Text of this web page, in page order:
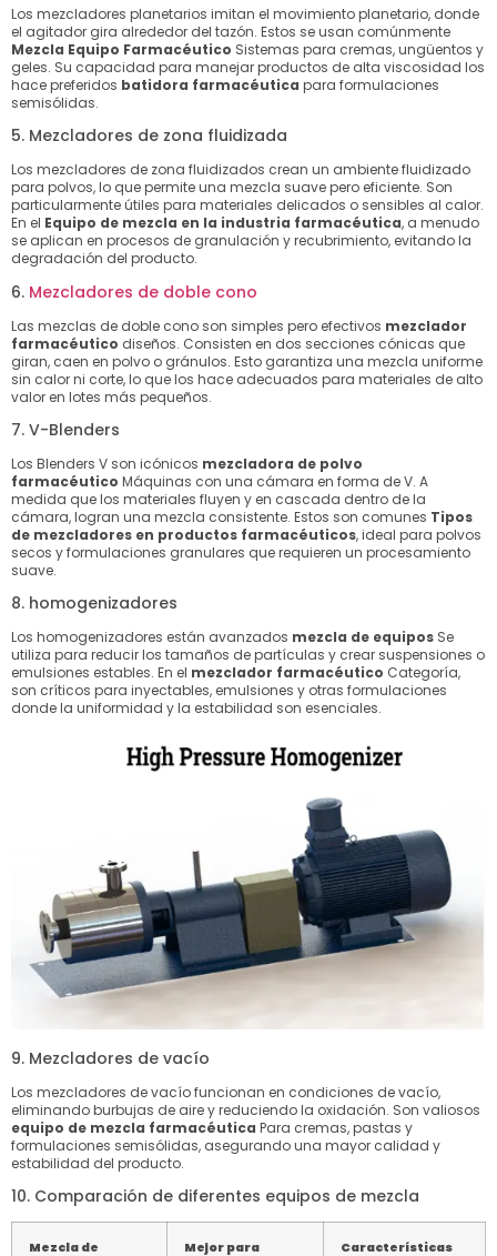
Los mezcladores planetarios imitan el movimiento planetario, donde
el agitador gira alrededor del tazón. Estos se usan comúnmente
Mezcla Equipo Farmacéutico Sistemas para cremas, ungüentos y
geles. Su capacidad para manejar productos de alta viscosidad los
hace preferidos batidora farmacéutica para formulaciones
semisólidas.
5. Mezcladores de zona fluidizada
Los mezcladores de zona fluidizados crean un ambiente fluidizado
para polvos, lo que permite una mezcla suave pero eficiente. Son
particularmente útiles para materiales delicados o sensibles al calor.
En el Equipo de mezcla en la industria farmacéutica, a menudo
se aplican en procesos de granulación y recubrimiento, evitando la
degradación del producto.
6. Mezcladores de doble cono
Las mezclas de doble cono son simples pero efectivos mezclador
farmacéutico diseños. Consisten en dos secciones cónicas que
giran, caen en polvo o gránulos. Esto garantiza una mezcla uniforme
sin calor ni corte, lo que los hace adecuados para materiales de alto
valor en lotes más pequeños.
7. V-Blenders
Los Blenders V son icónicos mezcladora de polvo
farmacéutico Máquinas con una cámara en forma de V. A
medida que los materiales fluyen y en cascada dentro de la
cámara, logran una mezcla consistente. Estos son comunes Tipos
de mezcladores en productos farmacéuticos, ideal para polvos
secos y formulaciones granulares que requieren un procesamiento
suave.
8. homogenizadores
Los homogenizadores están avanzados mezcla de equipos Se
utiliza para reducir los tamaños de partículas y crear suspensiones o
emulsiones estables. En el mezclador farmacéutico Categoría,
son críticos para inyectables, emulsiones y otras formulaciones
donde la uniformidad y la estabilidad son esenciales.
9. Mezcladores de vacío
Los mezcladores de vacío funcionan en condiciones de vacío,
eliminando burbujas de aire y reduciendo la oxidación. Son valiosos
equipo de mezcla farmacéutica Para cremas, pastas y
formulaciones semisólidas, asegurando una mayor calidad y
estabilidad del producto.
10. Comparación de diferentes equipos de mezcla
Mezcla de Mejor para Características